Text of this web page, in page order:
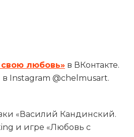
любовь» в ВКонтакте.
Instagram @chelmusart.
«Василий Кандинский.
и игре «Любовь с